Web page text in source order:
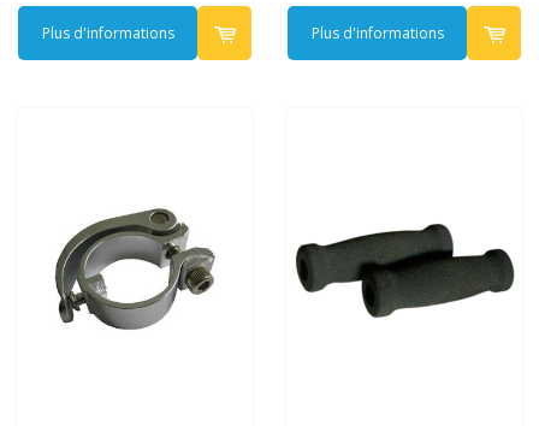
Plus d'informations Plus d'informations